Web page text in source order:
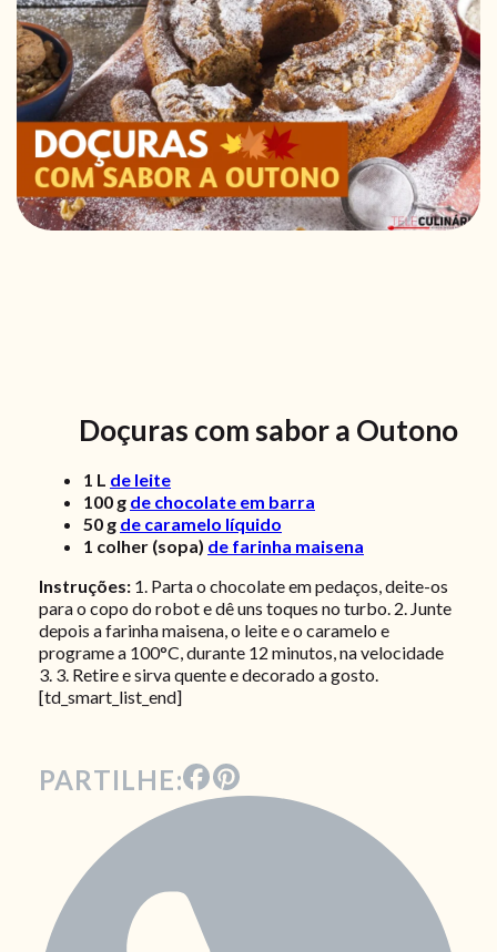
BLOG
Doçuras com sabor a Outono
1 L de leite
100 g de chocolate em barra
50 g de caramelo líquido
1 colher (sopa) de farinha maisena
Instruções: 1. Parta o chocolate em pedaços, deite-os
para o copo do robot e dê uns toques no turbo. 2. Junte
depois a farinha maisena, o leite e o caramelo e
programe a 100°C, durante 12 minutos, na velocidade
3. 3. Retire e sirva quente e decorado a gosto.
[td_smart_list_end]
PARTILHE: